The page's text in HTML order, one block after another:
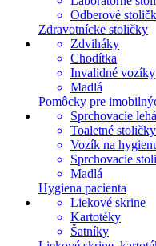
Odberové
Zdravotnícke stoličky
Zdviháky
Chodítka
Invalidné vozíky
Madlá
Pomôcky pre
Sprchovacie
Toaletné stoličky
Vozík na
Sprchovacie
Madlá
Hygiena pacienta
Liekové skrine
Kartotéky
Šatníky